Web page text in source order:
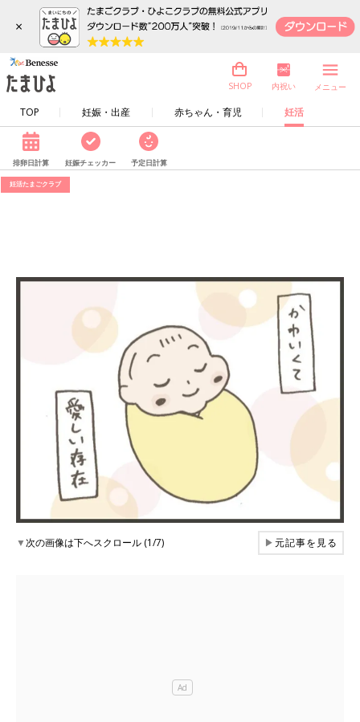
×
TOP 妊娠・出産 赤ちゃん・育児 妊活
SHOP 内祝い メニュー
排卵日計算 妊娠チェッカー 予定日計算
妊活たまごクラブ
▼次の画像は下へスクロール (1/7) ▶元記事を見る